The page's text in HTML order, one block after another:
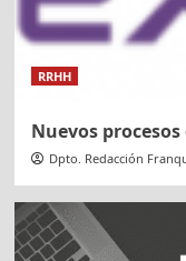
RRHH
Nuevos
Dpto. Redacción